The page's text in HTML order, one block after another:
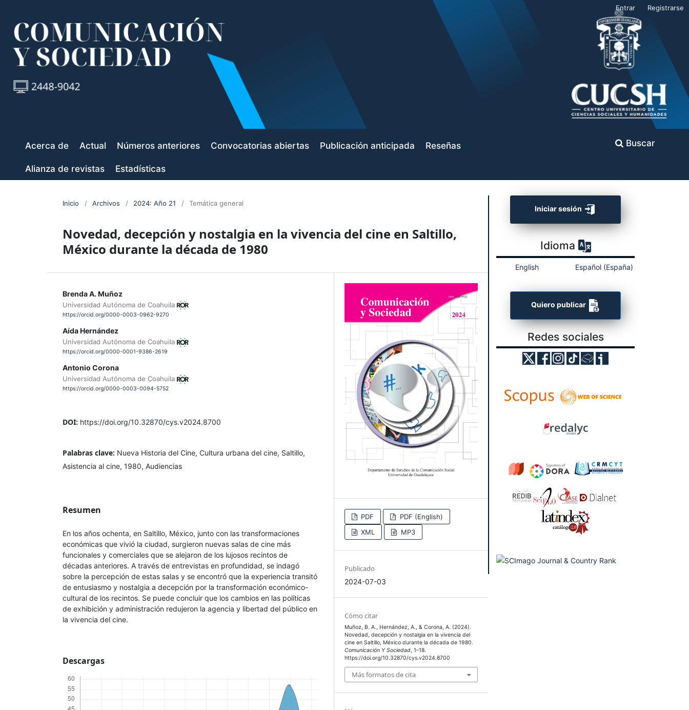
Acerca de Actual Números anteriores Convocatorias abiertas Publicación anticipada Reseñas
Alianza de revistas Estadísticas
Buscar
Entrar Registrarse
Inicio / Archivos / 2024: Año 21 / Temática general
Novedad, decepción y nostalgia en la vivencia del cine en Saltillo,
México durante la década de 1980
Brenda A. Muñoz
Universidad Autónoma de Coahuila
https://orcid.org/0000-0003-0962-9270
Aída Hernández
Universidad Autónoma de Coahuila
https://orcid.org/0000-0001-9386-2619
Antonio Corona
Universidad Autónoma de Coahuila
https://orcid.org/0000-0003-0094-5752
DOI: https://doi.org/10.32870/cys.v2024.8700
Palabras clave: Nueva Historia del Cine, Cultura urbana del cine, Saltillo,
Asistencia al cine, 1980, Audiencias
Resumen
En los años ochenta, en Saltillo, México, junto con las transformaciones
económicas que vivió la ciudad, surgieron nuevas salas de cine más
funcionales y comerciales que se alejaron de los lujosos recintos de
décadas anteriores. A través de entrevistas en profundidad, se indagó
sobre la percepción de estas salas y se encontró que la experiencia transitó
de entusiasmo y nostalgia a decepción por la transformación económico-
cultural de los recintos. Se puede concluir que los cambios en las políticas
de exhibición y administración redujeron la agencia y libertad del público en
la vivencia del cine.
Descargas
PDF
PDF (English)
XML
MP3
Publicado
2024-07-03
Cómo citar
Muñoz, B. A., Hernández, A., & Corona, A. (2024).
Novedad, decepción y nostalgia en la vivencia del
cine en Saltillo, México durante la década de 1980.
Comunicación Y Sociedad, 1–18.
https://doi.org/10.32870/cys.v2024.8700
Más formatos de cita
Iniciar sesión
Idioma
English Español (España)
Quiero publicar
Redes sociales